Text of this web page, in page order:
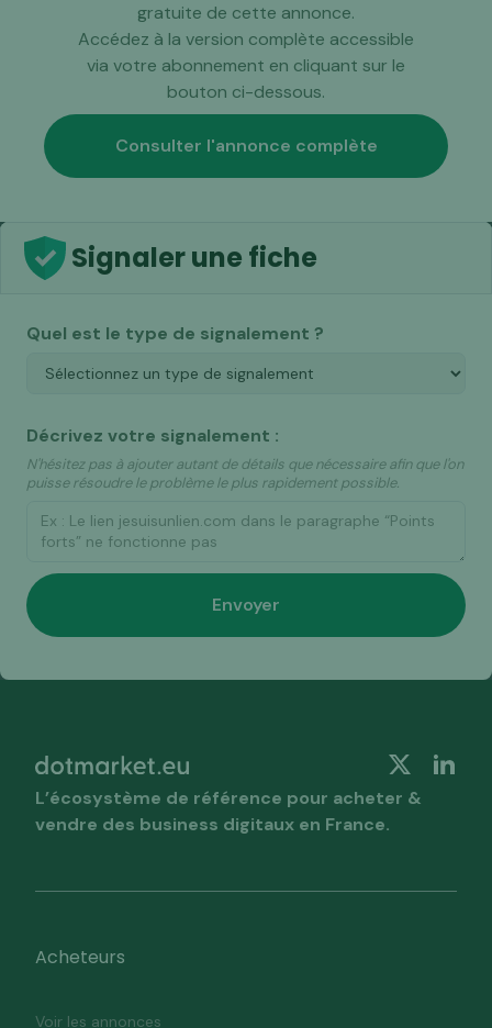
gratuite de cette annonce.
Accédez à la version complète accessible
via votre abonnement en cliquant sur le
bouton ci-dessous.
Consulter l'annonce complète
Signaler une fiche
Quel est le type de signalement ?
Décrivez votre signalement :
N'hésitez pas à ajouter autant de détails que nécessaire afin que l'on
puisse résoudre le problème le plus rapidement possible.
L’écosystème de référence pour acheter &
vendre des business digitaux en France.
Acheteurs
Voir les annonces